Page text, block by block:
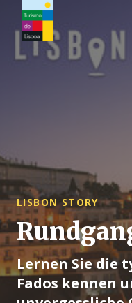
Turismo de Lisboa
LISBON STORY
Lernen Sie die
Fados kennen